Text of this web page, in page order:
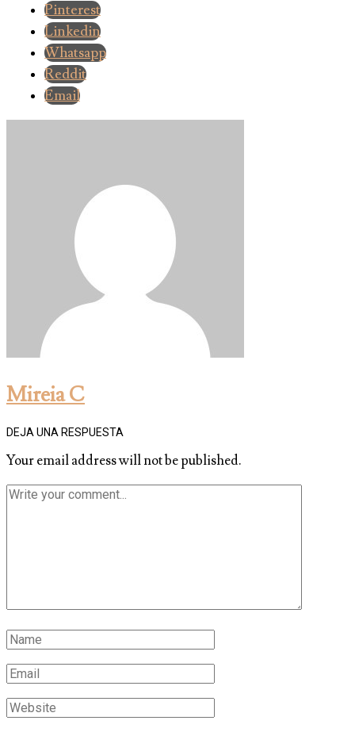
Pinterest
Linkedin
Whatsapp
Reddit
Email
Mireia C
DEJA UNA RESPUESTA
Your email address will not be published.